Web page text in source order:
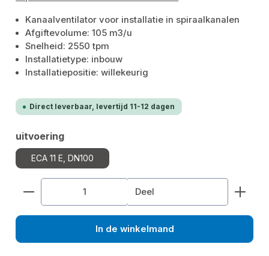
Kanaalventilator voor installatie in spiraalkanalen
Afgiftevolume: 105 m3/u
Snelheid: 2550 tpm
Installatietype: inbouw
Installatiepositie: willekeurig
Direct leverbaar, levertijd 11-12 dagen
Selecteer
uitvoering
ECA 11 E, DN100
Producthoeveelheid: Voer de gewenste
Deel
In de winkelmand